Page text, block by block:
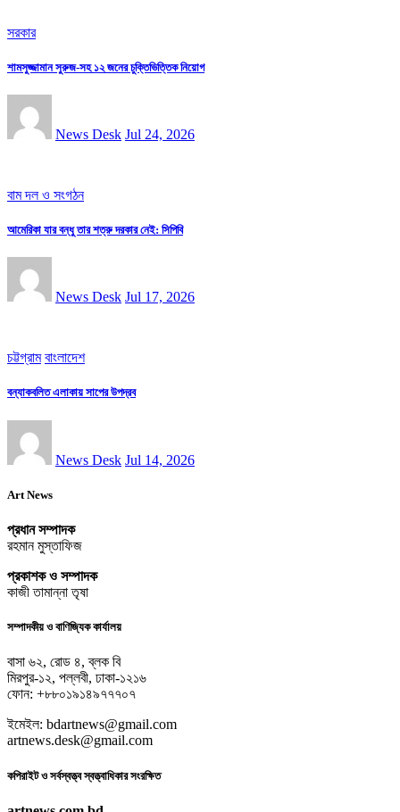
সরকার
শামসুজ্জামান সুরুজ-সহ ১২ জনের চুক্তিভিত্তিক নিয়োগ
News Desk Jul 24, 2026
বাম দল ও সংগঠন
আমেরিকা যার বন্ধু তার শত্রু দরকার নেই: সিপিবি
News Desk Jul 17, 2026
চট্টগ্রাম বাংলাদেশ
বন্যাকবলিত এলাকায় সাপের উপদ্রব
News Desk Jul 14, 2026
Art News
প্রধান সম্পাদক
রহমান মুস্তাফিজ
প্রকাশক ও সম্পাদক
কাজী তামান্না তৃষা
সম্পাদকীয় ও বাণিজ্যিক কার্যালয়
বাসা ৬২, রোড ৪, ব্লক বি
মিরপুর-১২, পল্লবী, ঢাকা-১২১৬
ফোন: +৮৮০১৯১৪৯৭৭৭০৭
ইমেইল: bdartnews@gmail.com
artnews.desk@gmail.com
কপিরাইট ও সর্বস্বত্ত্ব স্বত্ত্বাধিকার সংরক্ষিত